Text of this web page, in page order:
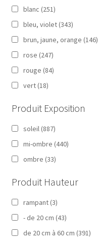
blanc (251)
bleu, violet (343)
brun, jaune, orange (146)
rose (247)
rouge (84)
vert (18)
Produit Exposition
soleil (887)
mi-ombre (440)
ombre (33)
Produit Hauteur
rampant (3)
- de 20 cm (43)
de 20 cm à 60 cm (391)